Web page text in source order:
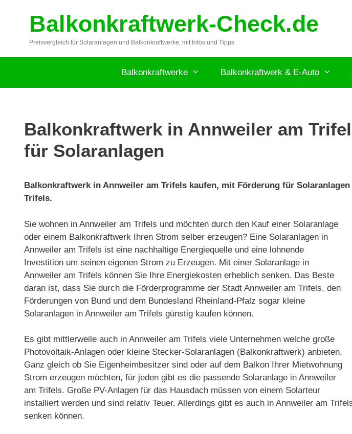
springenBalkonkraftwerk-Check.de
Preisvergleich für Solaranlagen und Balkonkraftwerke, mit Infos und Tipps
Balkonkraftwerke Balkonkraftwerk & E-Auto
Balkonkraftwerk in Annweiler am
für Solaranlagen
Balkonkraftwerk in Annweiler am Trifels kaufen, mit Förderung für
Trifels.
Sie wohnen in Annweiler am Trifels und möchten durch den Kauf einer Solaranlage
oder einem Balkonkraftwerk Ihren Strom selber erzeugen? Eine Solaranlagen in
Annweiler am Trifels ist eine nachhaltige Energiequelle und eine lohnende
Investition um seinen eigenen Strom zu Erzeugen. Mit einer Solaranlage in
Annweiler am Trifels können Sie Ihre Energiekosten erheblich senken. Das Beste
daran ist, dass Sie durch die Förderprogramme der Stadt Annweiler am Trifels, den
Förderungen von Bund und dem Bundesland Rheinland-Pfalz sogar kleine
Solaranlagen in Annweiler am Trifels günstig kaufen können.
Es gibt mittlerweile auch in Annweiler am Trifels viele Unternehmen welche große
Photovoltaik-Anlagen oder kleine Stecker-Solaranlagen (Balkonkraftwerk) anbieten.
Ganz gleich ob Sie Eigenheimbesitzer sind oder auf dem Balkon Ihrer Mietwohnung
Strom erzeugen möchten, für jeden gibt es die passende Solaranlage in Annweiler
am Trifels. Große PV-Anlagen für das Hausdach müssen von einem Solarteur
installiert werden und sind relativ Teuer. Allerdings gibt es auch in Annweiler am
senken können.